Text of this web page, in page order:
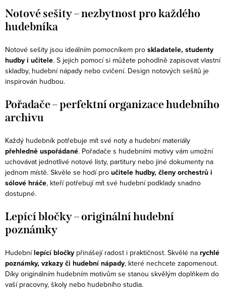
v
k
y
v
ý
p
i
s
u
Notové sešity – nezbytnost pro každého
hudebníka
Notové sešity jsou ideálním pomocníkem pro skladatele, studenty
hudby i učitele. S jejich pomocí si můžete pohodlně zapisovat vlastní
skladby, hudební nápady nebo cvičení. Design notových sešitů je
inspirován hudbou.
Pořadače – perfektní organizace hudebního
archivu
Každý hudebník potřebuje mít své noty a hudební materiály
přehledně uspořádané. Pořadače s hudebními motivy vám umožní
uchovávat jednotlivé notové listy, partitury nebo jiné dokumenty na
jednom místě. Skvěle se hodí pro učitele hudby, členy orchestrů i
sólové hráče, kteří potřebují mít své hudební podklady snadno
dostupné.
Lepící bločky – originální hudební
poznámky
Hudebnílepící bločky přinášejí radost i praktičnost. Skvělé na rychlé
poznámky, vzkazy či hudební nápady, které nechcete zapomenout.
Díky originálním hudebním motivům se stanou skvělým doplňkem do
vaší pracovny, školy nebo hudebního studia.